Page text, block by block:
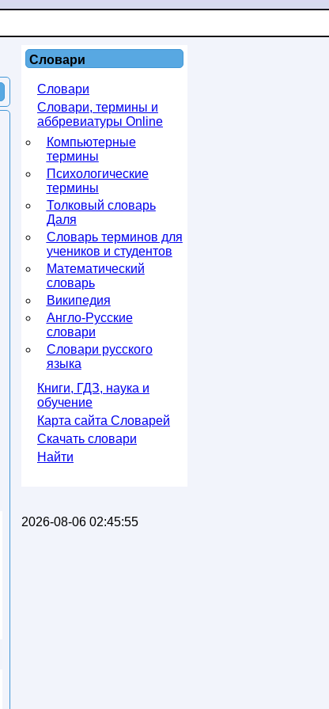
Словари
Словари
Словари, термины и
аббревиатуры Online
Компьютерные
термины
Психологические
термины
Толковый словарь
Даля
Словарь терминов для
учеников и студентов
Математический
словарь
Википедия
Англо-Русские
словари
Словари русского
языка
Книги, ГДЗ, наука и
обучение
Карта сайта Словарей
Скачать словари
Найти
2026-08-06 02:45:55